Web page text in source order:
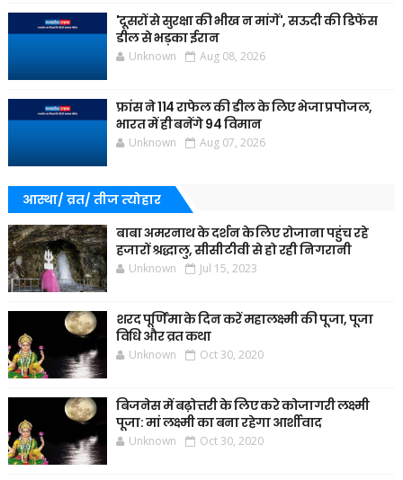
'दूसरों से सुरक्षा की भीख न मांगें', सऊदी की डिफेंस
डील से भड़का ईरान
Unknown Aug 08, 2026
फ्रांस ने 114 राफेल की डील के लिए भेजा प्रपोजल,
भारत में ही बनेंगे 94 विमान
Unknown Aug 07, 2026
आस्था/ व्रत/ तीज त्‍योहार
बाबा अमरनाथ के दर्शन के लिए रोजाना पहुंच रहे
हजारों श्रद्धालु, सीसीटीवी से हो रही निगरानी
Unknown Jul 15, 2023
शरद पूर्णिमा के दिन करें महालक्ष्मी की पूजा, पूजा
विधि और व्रत कथा
Unknown Oct 30, 2020
बिजनेस में बढ़ोत्तरी के लिए करे कोजागरी लक्ष्मी
पूजा: मां लक्ष्मी का बना रहेगा आर्शीवाद
Unknown Oct 30, 2020